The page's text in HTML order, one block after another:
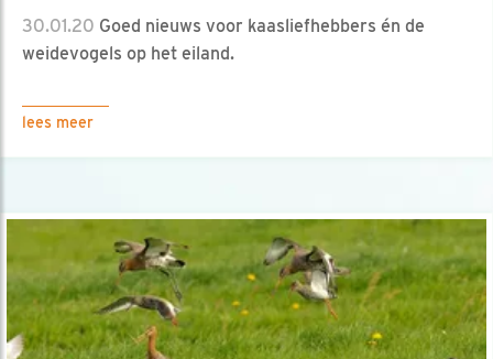
30.01.20 Goed nieuws voor kaasliefhebbers én de
weidevogels op het eiland.
lees meer